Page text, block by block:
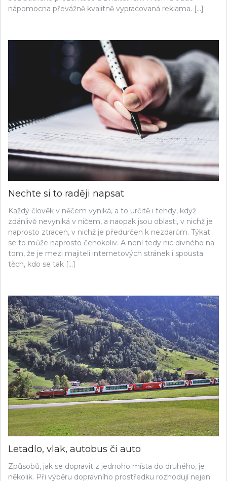
nápomocna převážně kvalitně vypracovaná reklama. […]
Nechte si to raději napsat
Každý člověk v něčem vyniká, a to určitě i tehdy, když
zdánlivě nevyniká v ničem, a naopak jsou oblasti, v nichž je
naprosto ztracen, v nichž je předurčen k nezdarům. Týkat
se to může naprosto čehokoliv. A není tedy nic divného na
tom, že je mezi majiteli internetových stránek i spousta
těch, kdo se tak […]
Letadlo, vlak, autobus či auto
Způsobů, jak se dopravit z jednoho místa do druhého, je
několik. Při výběru dopravního prostředku rozhodují nejen